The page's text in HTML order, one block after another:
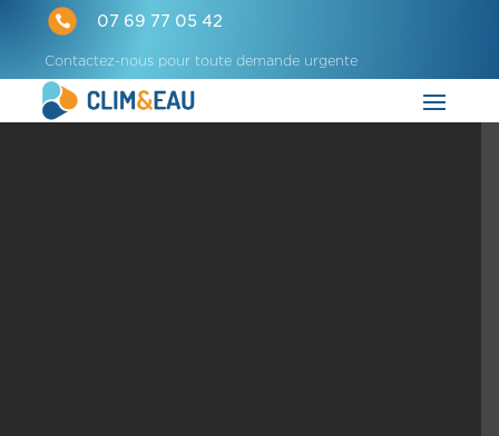
 07 69 77 05 42
Contactez-nous pour toute demande urgente